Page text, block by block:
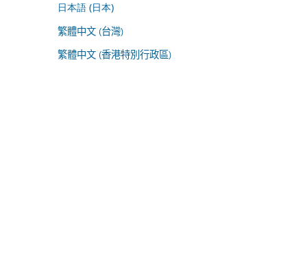
日本語 (日本)
繁體中文 (台灣)
繁體中文 (香港特別行政區)